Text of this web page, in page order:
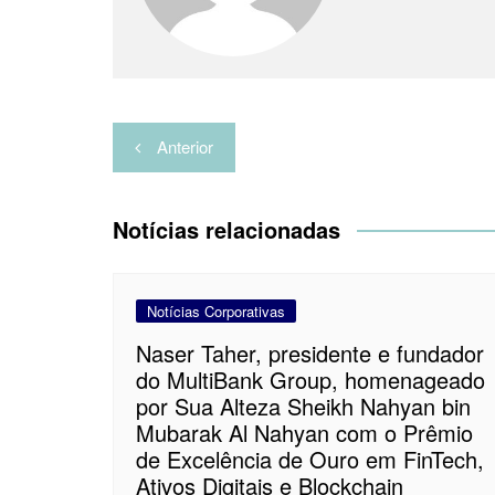
Navegação
de
Post
Anterior
Notícias relacionadas
Notícias Corporativas
Naser Taher, presidente e fundador
do MultiBank Group, homenageado
por Sua Alteza Sheikh Nahyan bin
Mubarak Al Nahyan com o Prêmio
de Excelência de Ouro em FinTech,
Ativos Digitais e Blockchain